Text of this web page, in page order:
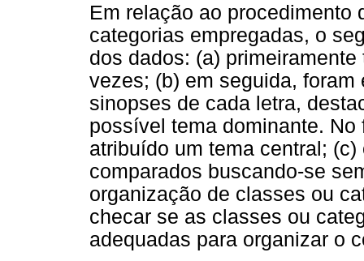
Em relação ao procedimento
categorias empregadas, o
dos dados: (a)
vezes; (b) em seguida,
sinopses de cada letra,
possível tema dominante.
atribuído um tema central;
comparados buscando-se
organização de classes ou
checar se as classes ou
adequadas para organizar o